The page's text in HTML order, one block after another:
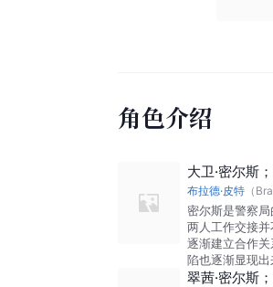
角色介绍
大卫·密尔斯
布拉德·皮特 （
密尔斯是警察
两人工作交接
逐渐建立合作
陷也逐渐显现出
翠茜·密尔斯